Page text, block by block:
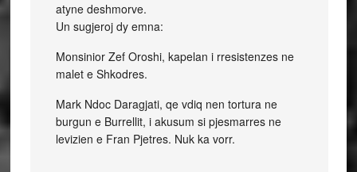
atyne deshmorve.
Un sugjeroj dy emna:
Monsinior Zef Oroshi, kapelan i rresistenzes ne
malet e Shkodres.
Mark Ndoc Daragjati, qe vdiq nen tortura ne
burgun e Burrellit, i akusum si pjesmarres ne
levizien e Fran Pjetres. Nuk ka vorr.